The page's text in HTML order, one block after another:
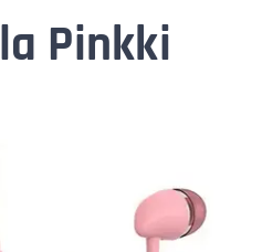
Pinkki